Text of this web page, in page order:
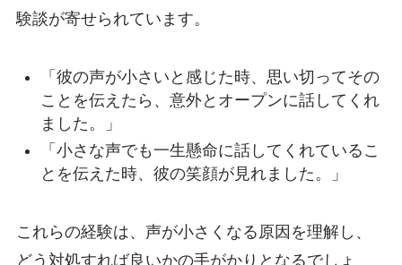
験談が寄せられています。
「彼の声が小さいと感じた時、思い切ってその
ことを伝えたら、意外とオープンに話してくれ
ました。」
「小さな声でも一生懸命に話してくれているこ
とを伝えた時、彼の笑顔が見れました。」
これらの経験は、声が小さくなる原因を理解し、
どう対処すれば良いかの手がかりとなるでしょ